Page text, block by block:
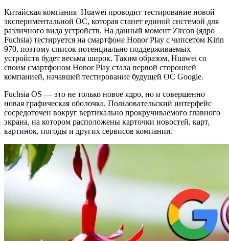
Китайская компания Huawei проводит тестирование новой
экспериментальной ОС, которая станет единой системой для
различного вида устройств. На данный момент Zircon (ядро
Fuchsia) тестируется на смартфоне Honor Play с чипсетом Kirin
970, поэтому список потенциально поддерживаемых
устройств будет весьма широк. Таким образом, Huawei со
своим смартфоном Honor Play стала первой сторонней
компанией, начавшей тестирование будущей ОС Google.
Fuchsia OS — это не только новое ядро, но и совершенно
новая графическая оболочка. Пользовательский интерфейс
сосредоточен вокруг вертикально прокручиваемого главного
экрана, на котором расположены карточки новостей, карт,
картинок, погоды и других сервисов компании.